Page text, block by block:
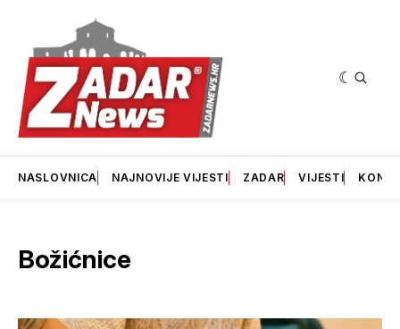
NASLOVNICA NAJNOVIJE VIJESTI ZADAR VIJESTI
Božićnice